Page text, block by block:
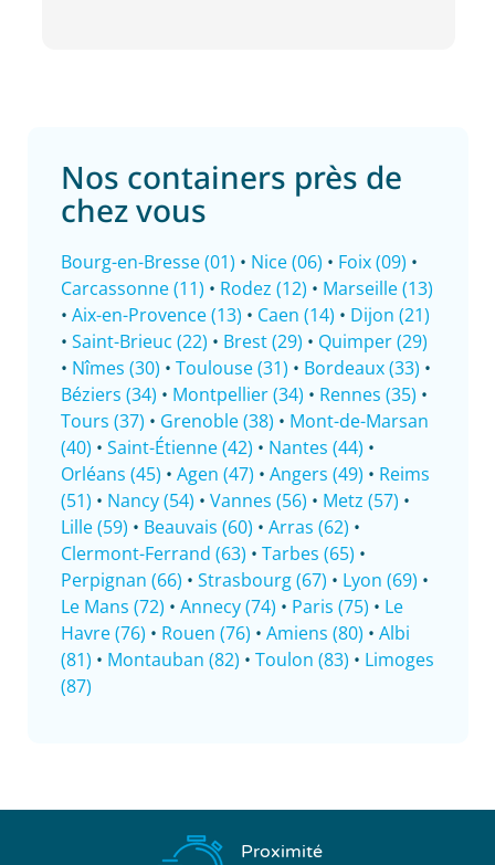
Nos containers près de
chez vous
Bourg-en-Bresse (01) • Nice (06) • Foix (09) •
Carcassonne (11) • Rodez (12) • Marseille (13)
• Aix-en-Provence (13) • Caen (14) • Dijon (21)
• Saint-Brieuc (22) • Brest (29) • Quimper (29)
• Nîmes (30) • Toulouse (31) • Bordeaux (33) •
Béziers (34) • Montpellier (34) • Rennes (35) •
Tours (37) • Grenoble (38) • Mont-de-Marsan
(40) • Saint-Étienne (42) • Nantes (44) •
Orléans (45) • Agen (47) • Angers (49) • Reims
(51) • Nancy (54) • Vannes (56) • Metz (57) •
Lille (59) • Beauvais (60) • Arras (62) •
Clermont-Ferrand (63) • Tarbes (65) •
Perpignan (66) • Strasbourg (67) • Lyon (69) •
Le Mans (72) • Annecy (74) • Paris (75) • Le
Havre (76) • Rouen (76) • Amiens (80) • Albi
(81) • Montauban (82) • Toulon (83) • Limoges
(87)
Proximité